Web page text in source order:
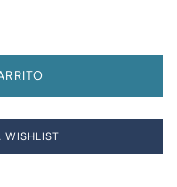
WISHLIST